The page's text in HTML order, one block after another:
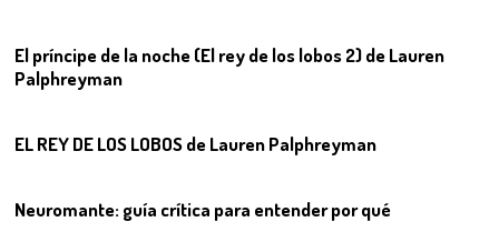
El príncipe de la noche (El rey de los lobos 2) de Lauren
Palphreyman
EL REY DE LOS LOBOS de Lauren Palphreyman
Neuromante: guía crítica para entender por qué